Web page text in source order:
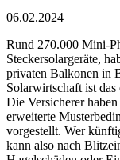
06.02.2024
Rund 270.000 Mini-
Steckersolargeräte,
privaten Balkonen in
Solarwirtschaft ist
Die Versicherer
erweiterte
vorgestellt. Wer
kann also nach